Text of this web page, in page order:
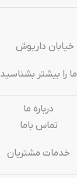
خیابان داریوش
ما را بیشتر بشناسید
درباره‌ ما
تماس باما
خدمات مشتریان